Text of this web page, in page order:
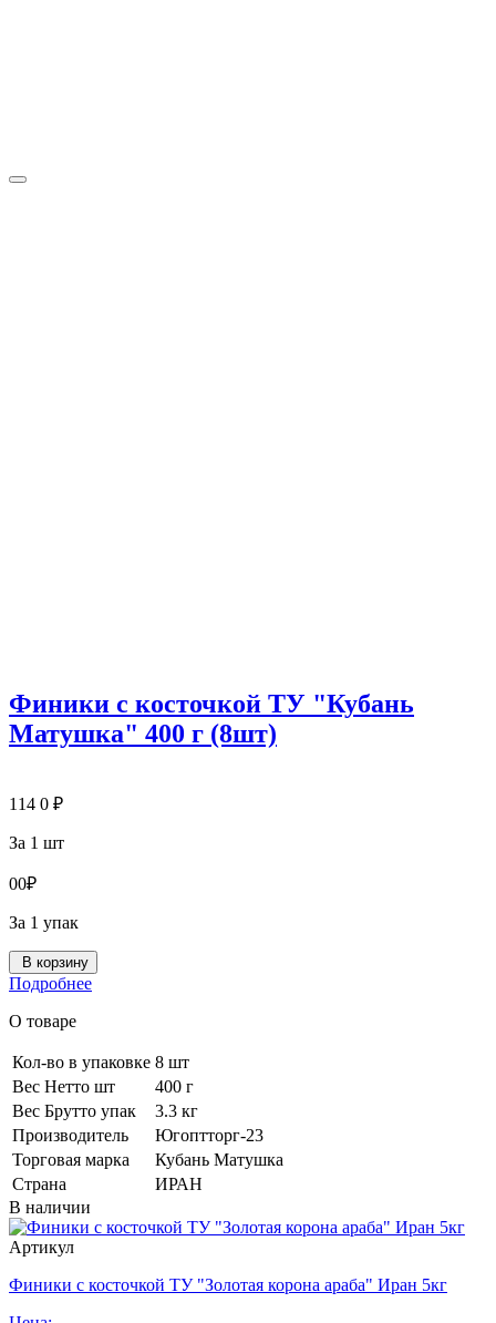
Финики с косточкой ТУ "Кубань
Матушка" 400 г (8шт)
114 0 ₽
За 1 шт
00₽
За 1 упак
В корзину
Подробнее
О товаре
Кол-во в упаковке 8 шт
Вес Нетто шт
400 г
Вес Брутто упак
3.3 кг
Производитель
Югоптторг-23
Торговая марка
Кубань Матушка
Страна
ИРАН
В наличии
Артикул
Финики с косточкой ТУ "Золотая корона араба" Иран 5кг